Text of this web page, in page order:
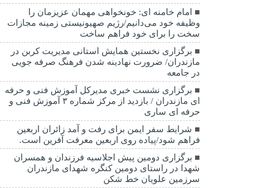
امام خامنه ای: خونخواهی مهمان عزیزمان را
وظیفه خود می‌دانیم/رژیم صهیونیستی زمینه مجازات
سخت را برای خود فراهم ساخت
برگزاری نخستین همایش استانی مدیریت کربن در
مازندران/ ضرورت نهادینه شدن فرهنگ صرفه جویی
در جامعه
برگزاری نشست خبری مدیرکل آموزش فنی و حرفه
ای مازندران / بازدید از مرکز شماره ۳ آموزش فنی و
حرفه ای ساری
شرایط سفر ایمن برای رفت و آمد زائران اربعین
فراهم شود/پیاده روی اربعین معرفت آفرین است.
برگزاری دومین پیش اجلاسیه فرزندان و همسران
شهدا در راستای دومین کنگره شهدای مازندران
سرزمین علویان خط شکن